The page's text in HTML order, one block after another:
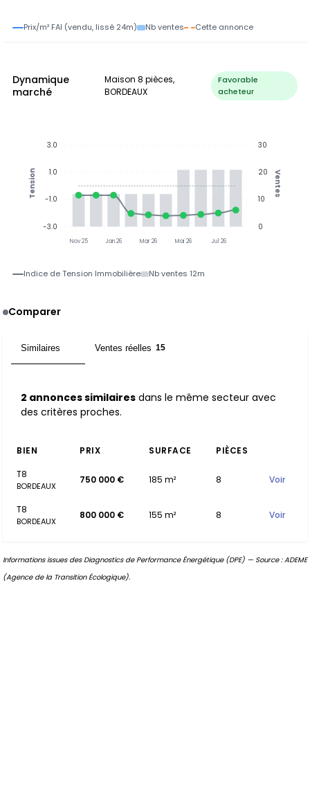
Prix/m² FAI (vendu, lissé 24m) Nb ventes Cette annonce
Dynamique
marché
Maison 8 pièces,
BORDEAUX
Favorable
acheteur
Nov 25 Jan 26 Mar 26 Mai 26 Jul 26
30
20
10
0
Ventes
3.0
1.0
-1.0
-3.0
Tension
Indice de Tension Immobilière Nb ventes 12m
Comparer
Similaires Ventes réelles 15
2 annonces similaires dans le même secteur avec
des critères proches.
BIEN PRIX SURFACE
PIÈCES
T8
BORDEAUX
750 000 € 185 m² 8 Voir
T8
BORDEAUX
800 000 € 155 m² 8 Voir
Informations issues des Diagnostics de Performance Énergétique (DPE) — Source : ADEME
(Agence de la Transition Écologique).